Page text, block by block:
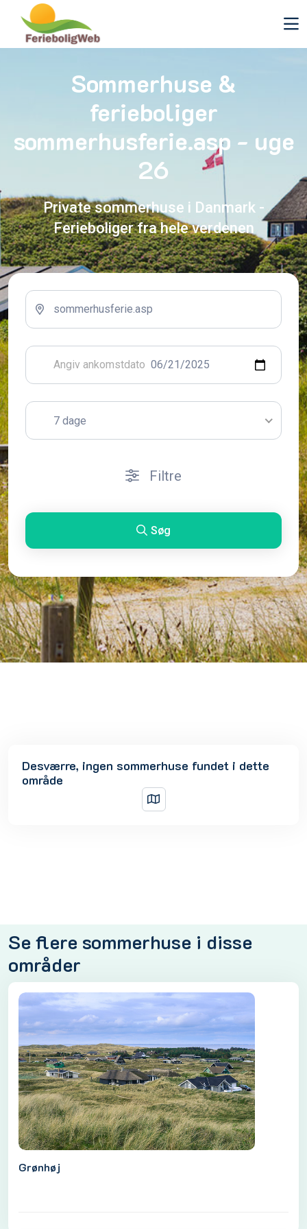
Sommerhuse &
ferieboliger
sommerhusferie.asp - uge
26
Private sommerhuse i Danmark -
Ferieboliger fra hele verdenen
7 dage
Filtre
Søg
Desværre, ingen sommerhuse fundet i dette
område
Se flere sommerhuse i disse
områder
Grønhøj